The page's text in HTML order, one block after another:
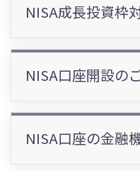
NISA成長投資枠
NISA口座開設の
NISA口座の金融